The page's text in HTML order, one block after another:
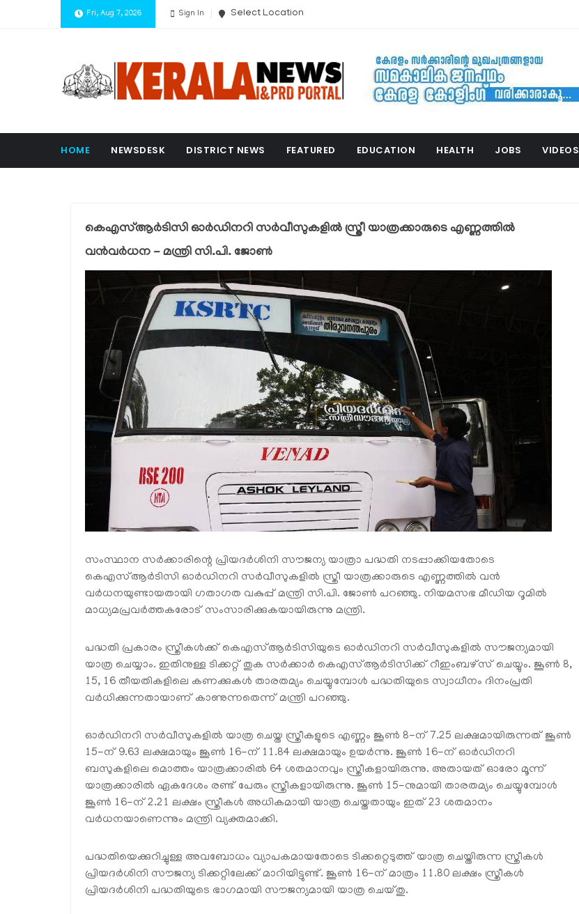
Fri, Aug 7, 2026 Sign In Select Location
HOME NEWSDESK DISTRICT NEWS FEATURED EDUCATION HEALTH JOBS VIDEOS
കെഎസ്ആർടിസി ഓർഡിനറി സർവീസുകളിൽ സ്ത്രീ യാത്രക്കാരുടെ എണ്ണത്തിൽ
വൻവർധന - മന്ത്രി സി.പി. ജോൺ
സംസ്ഥാന സർക്കാരിന്റെ പ്രിയദർശിനി സൗജന്യ യാത്രാ പദ്ധതി നടപ്പാക്കിയതോടെ
കെഎസ്ആർടിസി ഓർഡിനറി സർവീസുകളിൽ സ്ത്രീ യാത്രക്കാരുടെ എണ്ണത്തിൽ വൻ
വർധനയുണ്ടായതായി ഗതാഗത വകുപ്പ് മന്ത്രി സി.പി. ജോൺ പറഞ്ഞു. നിയമസഭ മീഡിയ റൂമിൽ
മാധ്യമപ്രവർത്തകരോട് സംസാരിക്കുകയായിരുന്നു മന്ത്രി.
പദ്ധതി പ്രകാരം സ്ത്രീകൾക്ക് കെഎസ്ആർടിസിയുടെ ഓർഡിനറി സർവീസുകളിൽ സൗജന്യമായി
യാത്ര ചെയ്യാം. ഇതിനുള്ള ടിക്കറ്റ് തുക സർക്കാർ കെഎസ്ആർടിസിക്ക് റീഇംബഴ്സ് ചെയ്യും. ജൂൺ 8,
15, 16 തീയതികളിലെ കണക്കുകൾ താരതമ്യം ചെയ്യുമ്പോൾ പദ്ധതിയുടെ സ്വാധീനം ദിനംപ്രതി
വർധിക്കുന്നതായാണ് കാണുന്നതെന്ന് മന്ത്രി പറഞ്ഞു.
ഓർഡിനറി സർവീസുകളിൽ യാത്ര ചെയ്ത സ്ത്രീകളുടെ എണ്ണം ജൂൺ 8-ന് 7.25 ലക്ഷമായിരുന്നത് ജൂൺ
15-ന് 9.63 ലക്ഷമായും ജൂൺ 16-ന് 11.84 ലക്ഷമായും ഉയർന്നു. ജൂൺ 16-ന് ഓർഡിനറി
ബസുകളിലെ മൊത്തം യാത്രക്കാരിൽ 64 ശതമാനവും സ്ത്രീകളായിരുന്നു. അതായത് ഓരോ മൂന്ന്
യാത്രക്കാരിൽ ഏകദേശം രണ്ട് പേരും സ്ത്രീകളായിരുന്നു. ജൂൺ 15-നുമായി താരതമ്യം ചെയ്യുമ്പോൾ
ജൂൺ 16-ന് 2.21 ലക്ഷം സ്ത്രീകൾ അധികമായി യാത്ര ചെയ്തതായും ഇത് 23 ശതമാനം
വർധനയാണെന്നും മന്ത്രി വ്യക്തമാക്കി.
പദ്ധതിയെക്കുറിച്ചുള്ള അവബോധം വ്യാപകമായതോടെ ടിക്കറ്റെടുത്ത് യാത്ര ചെയ്തിരുന്ന സ്ത്രീകൾ
പ്രിയദർശിനി സൗജന്യ ടിക്കറ്റിലേക്ക് മാറിയിട്ടുണ്ട്. ജൂൺ 16-ന് മാത്രം 11.80 ലക്ഷം സ്ത്രീകൾ
പ്രിയദർശിനി പദ്ധതിയുടെ ഭാഗമായി സൗജന്യമായി യാത്ര ചെയ്തു.